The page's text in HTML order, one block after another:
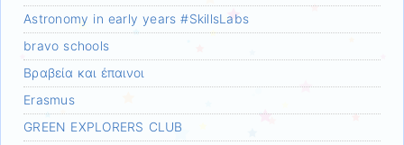
Astronomy in early years #SkillsLabs
bravo schools
Bραβεία και έπαινοι
Erasmus
GREEN EXPLORERS CLUB